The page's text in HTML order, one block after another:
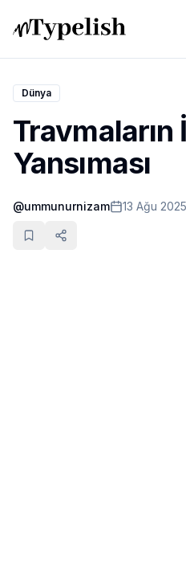
Dünya
Film ve Dizi
Kültür ve Sanat
Sağlık
Dünya
Travmaların
Yansıması
@ummunurnizam 13 Ağu 2025